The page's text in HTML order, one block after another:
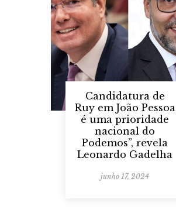
Candidatura de
Ruy em João Pessoa
é uma prioridade
nacional do
Podemos”, revela
Leonardo Gadelha
junho 17, 2024